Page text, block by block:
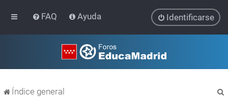
FAQ Ayuda Identificarse
Índice general